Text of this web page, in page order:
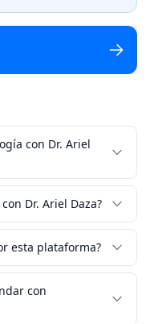
con Dr. Ariel
Dr. Ariel Daza?
esta plataforma?
con